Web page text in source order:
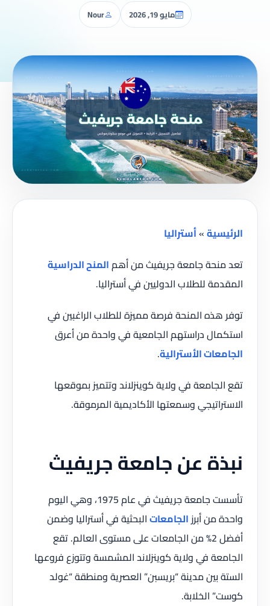
مايو 19, 2026 Nour
الرئيسية»أستراليا
تعد منحة جامعة جريفيث من أهمالمنح الدراسية
المقدمة للطلاب الدوليين في أستراليا.
توفر هذه المنحة فرصة مميزة للطلاب الراغبين في
استكمال دراستهم الجامعية في واحدة من أعرق
الجامعات الأسترالية.
تقع الجامعة في ولاية كوينزلاند وتتميز بموقعها
الاستراتيجي وسمعتها الأكاديمية المرموقة.
نبذة عن جامعة جريفيث
تأسست جامعة جريفيث في عام 1975، وهي اليوم
واحدة من أبرزالجامعاتالبحثية في أستراليا وضمن
أفضل 2% من الجامعات على مستوى العالم. تقع
الجامعة في ولاية كوينزلاند المشمسة وتتوزع فروعها
الستة بين مدينة “بريسبن” العصرية ومنطقة “غولد
كوست” الخلابة.